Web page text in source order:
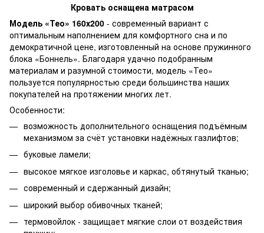
Кровать оснащена матрасом
Модель «Тео» 160х200 - современный вариант с
оптимальным наполнением для комфортного сна и по
демократичной цене, изготовленный на основе пружинного
блока «Боннель». Благодаря удачно подобранным
материалам и разумной стоимости, модель «Тео»
пользуется популярностью среди большинства наших
покупателей на протяжении многих лет.
Особенности:
возможность дополнительного оснащения подъёмным
механизмом за счёт установки надёжных газлифтов;
буковые ламели;
высокое мягкое изголовье и каркас, обтянутый тканью;
современный и сдержанный дизайн;
широкий выбор обивочных тканей;
термовойлок - защищает мягкие слои от воздействия